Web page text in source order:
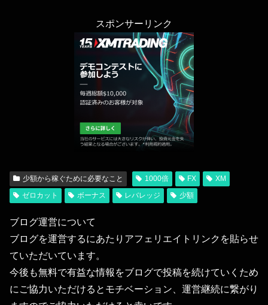
スポンサーリンク
少額から稼ぐために必要なこと 1000倍 FX
XM
ゼロカット
ボーナス レバレッジ 少額
ブログ運営について
ブログを運営するにあたりアフェリエイトリンクを貼らせ
ていただいています。
今後も無料で有益な情報をブログで投稿を続けていくため
にご協力いただけるとモチベーション、運営継続に繋がり